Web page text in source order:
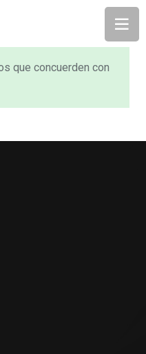
que concuerden con